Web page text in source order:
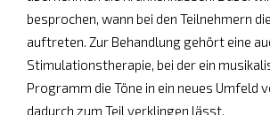
besprochen, wann bei den Teilnehmern
auftreten. Zur Behandlung gehört eine
Stimulationstherapie, bei der ein
Programm die Töne in ein neues Umfeld
dadurch zum Teil verklingen lässt.